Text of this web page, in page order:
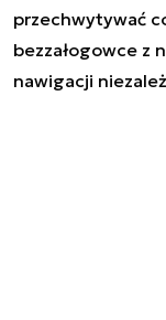
przechwytywać
bezzałogowce z
nawigacji